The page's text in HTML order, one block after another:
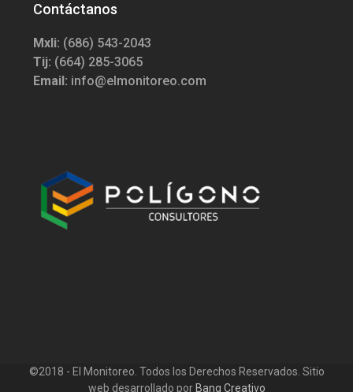
Contáctanos
Mxli: (686) 543-2043
Tij: (664) 285-3065
Email: info@elmonitoreo.com
©2018 - El Monitoreo. Todos los Derechos Reservados. Sitio
web desarrollado por Bang Creativo